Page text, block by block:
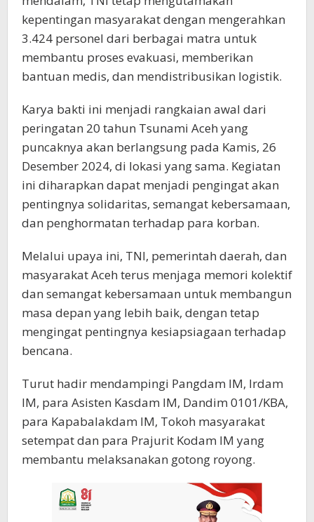
kepentingan masyarakat dengan mengerahkan
3.424 personel dari berbagai matra untuk
membantu proses evakuasi, memberikan
bantuan medis, dan mendistribusikan logistik.
Karya bakti ini menjadi rangkaian awal dari
peringatan 20 tahun Tsunami Aceh yang
puncaknya akan berlangsung pada Kamis, 26
Desember 2024, di lokasi yang sama. Kegiatan
ini diharapkan dapat menjadi pengingat akan
pentingnya solidaritas, semangat kebersamaan,
dan penghormatan terhadap para korban.
Melalui upaya ini, TNI, pemerintah daerah, dan
masyarakat Aceh terus menjaga memori kolektif
dan semangat kebersamaan untuk membangun
masa depan yang lebih baik, dengan tetap
mengingat pentingnya kesiapsiagaan terhadap
bencana.
Turut hadir mendampingi Pangdam IM, Irdam
IM, para Asisten Kasdam IM, Dandim 0101/KBA,
para Kapabalakdam IM, Tokoh masyarakat
setempat dan para Prajurit Kodam IM yang
membantu melaksanakan gotong royong.